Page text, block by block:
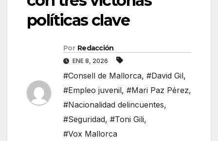
políticas clave
Por Redacción
ENE 8, 2026
#Consell de Mallorca, #David Gil,
#Empleo juvenil, #Mari Paz Pérez,
#Nacionalidad delincuentes,
#Seguridad, #Toni Gili,
#Vox Mallorca